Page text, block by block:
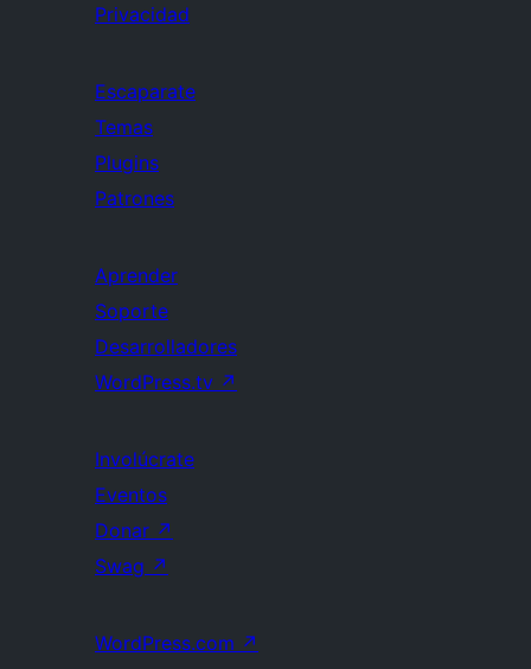
Privacidad
Escaparate
Temas
Plugins
Patrones
Aprender
Soporte
Desarrolladores
WordPress.tv ↗
Involúcrate
Eventos
Donar ↗
Swag ↗
WordPress.com ↗